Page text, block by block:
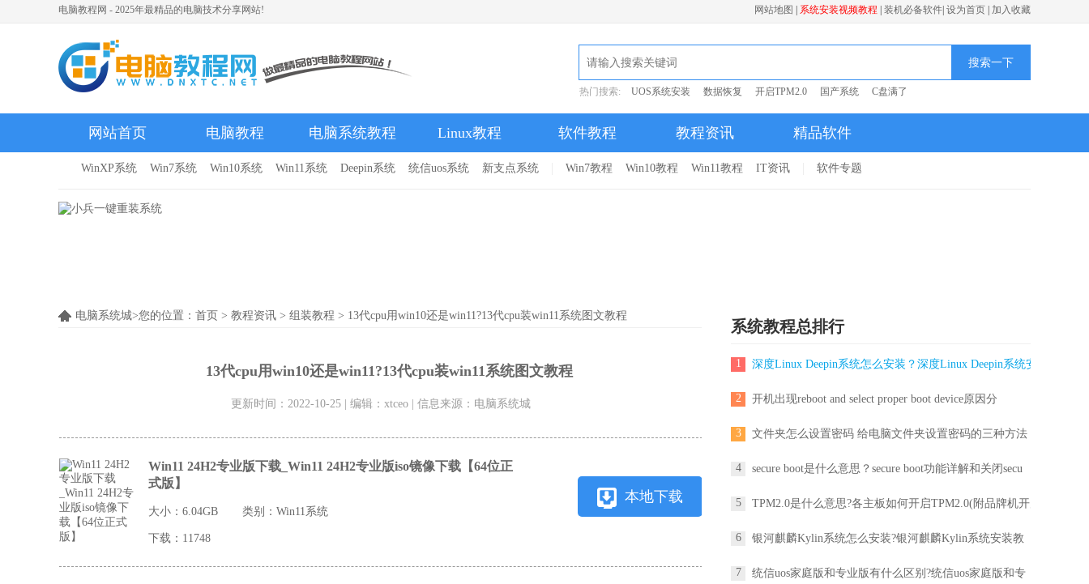
电脑教程网 - 2025年最精品的电脑技术分享网站! 网站地图 系统安装视频教程 装机必备软件 设为首页 加入收藏
搜索一下
热门搜索: UOS系统安装 数据恢复 开启TPM2.0 国产系统 C盘满了
网站首页 电脑教程 电脑系统教程 Linux教程 软件教程 教程资讯 精品软件
WinXP系统 Win7系统 Win10系统 Win11系统 Deepin系统 统信uos系统 新支点系统 Win7教程 Win10教程 Win11教程 IT资讯 软件专题
系统教程总排行
1 深度Linux Deepin系统怎么安装？深度Linux Deepin系统安
2 开机出现reboot and select proper boot device原因分
3 文件夹怎么设置密码 给电脑文件夹设置密码的三种方法
4 secure boot是什么意思？secure boot功能详解和关闭secu
5 TPM2.0是什么意思?各主板如何开启TPM2.0(附品牌机开启
6 银河麒麟Kylin系统怎么安装?银河麒麟Kylin系统安装教
7 统信uos家庭版和专业版有什么区别?统信uos家庭版和专
电脑系统城>您的位置： 首页 > 教程资讯 > 组装教程 > 13代cpu用win10还是win11?13代cpu装win11系统图文教程
13代cpu用win10还是win11?13代cpu装win11系统图文教程
更新时间：2022-10-25 | 编辑：xtceo | 信息来源：电脑系统城
本地下载
Win11 24H2专业版下载_Win11 24H2专业版iso镜像下载【64位正
式版】
大小：6.04GB 类别： Win11系统
下载：11748